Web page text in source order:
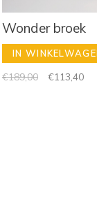
Wonder broek
IN
€189,00 €113,40